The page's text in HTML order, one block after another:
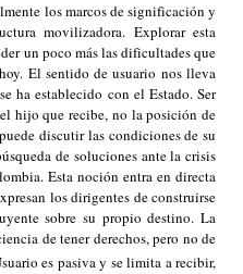
los marcos de significación y
movilizadora. Explorar esta
un poco más las dificultades que
El sentido de usuario nos lleva
ha establecido con el Estado. Ser
hijo que recibe, no la posición de
discutir las condiciones de su
de soluciones ante la crisis
Esta noción entra en directa
los dirigentes de construirse
sobre su propio destino. La
de tener derechos, pero no de
es pasiva y se limita a recibir,